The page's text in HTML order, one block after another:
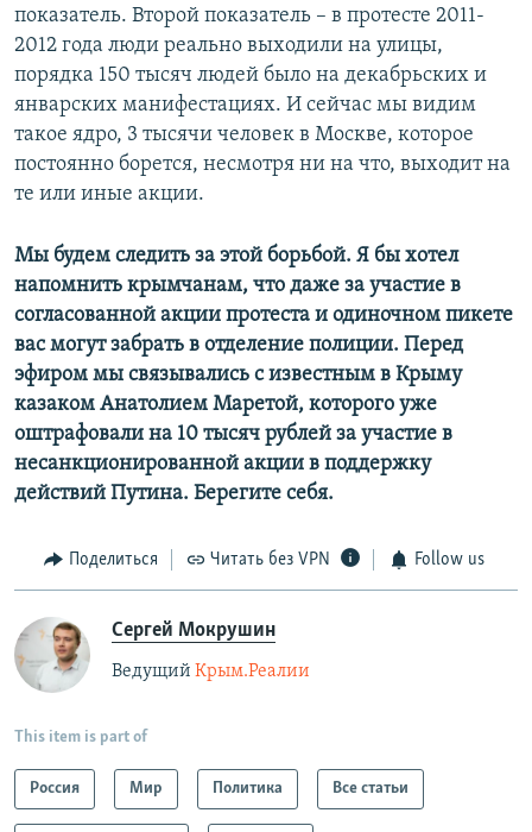
показатель. Второй показатель – в протесте 2011-
2012 года люди реально выходили на улицы,
порядка 150 тысяч людей было на декабрьских и
январских манифестациях. И сейчас мы видим
такое ядро, 3 тысячи человек в Москве, которое
постоянно борется, несмотря ни на что, выходит на
те или иные акции.
Мы будем следить за этой борьбой. Я бы хотел
напомнить крымчанам, что даже за участие в
согласованной акции протеста и одиночном пикете
вас могут забрать в отделение полиции. Перед
эфиром мы связывались с известным в Крыму
казаком Анатолием Маретой, которого уже
оштрафовали на 10 тысяч рублей за участие в
несанкционированной акции в поддержку
действий Путина. Берегите себя.
Поделиться Читать без VPN Follow us
Сергей Мокрушин
Ведущий Крым.Реалии
This item is part of
Россия Мир Политика Все статьи